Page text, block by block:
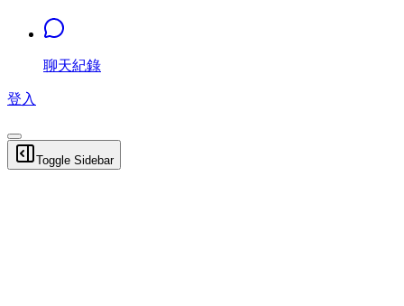
聊天紀錄
登入
Toggle Sidebar